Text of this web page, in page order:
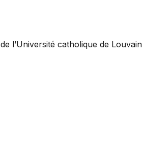
de l’Université catholique de Louvain